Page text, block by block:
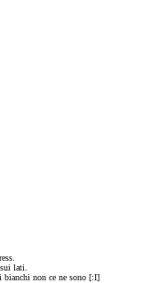
lati.
bianchi non ce ne sono [:I]